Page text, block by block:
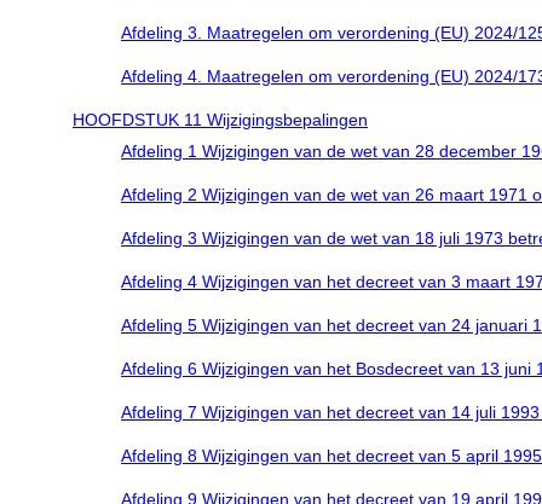
Afdeling 3. Maatregelen om verordening (EU) 2024/
Afdeling 4. Maatregelen om verordening (EU) 2024/
HOOFDSTUK 11 Wijzigingsbepalingen
Afdeling 1 Wijzigingen van de wet van 28 december
Afdeling 2 Wijzigingen van de wet van 26 maart 1971
Afdeling 3 Wijzigingen van de wet van 18 juli 1973
Afdeling 4 Wijzigingen van het decreet van 3 maart
Afdeling 5 Wijzigingen van het decreet van 24
Afdeling 6 Wijzigingen van het Bosdecreet van 13 juni
Afdeling 7 Wijzigingen van het decreet van 14 juli
Afdeling 8 Wijzigingen van het decreet van 5 april
Afdeling 9 Wijzigingen van het decreet van 19 april